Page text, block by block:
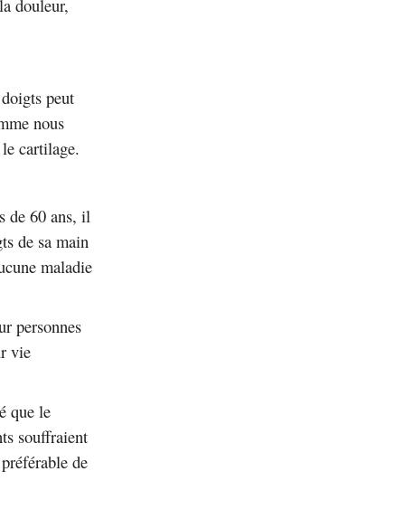
douleur,
peut
nous
cartilage.
de 60 ans, il
de sa main
maladie
personnes
vie
que le
souffraient
de